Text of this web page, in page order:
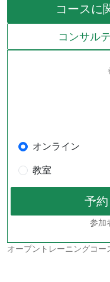
コースに
コンサル
オンライン
教室
参加
オープントレーニングコー